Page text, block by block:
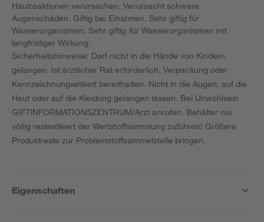
Hautreaktionen verursachen. Verursacht schwere
Augenschäden. Giftig bei Einatmen. Sehr giftig für
Wasserorganismen. Sehr giftig für Wasserorganismen mit
langfristiger Wirkung.
Sicherheitshinweise: Darf nicht in die Hände von Kindern
gelangen. Ist ärztlicher Rat erforderlich, Verpackung oder
Kennzeichnungsetikett bereithalten. Nicht in die Augen, auf die
Haut oder auf die Kleidung gelangen lassen. Bei Unwohlsein
GIFTINFORMATIONSZENTRUM/Arzt anrufen. Behälter nur
völlig restentleert der Wertstoffsammlung zuführen! Größere
Produktreste zur Problemstoffsammelstelle bringen.
Eigenschaften